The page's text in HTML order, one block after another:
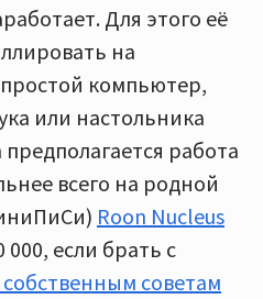
Для этого её
на
компьютер,
или настольника
работа
всего на родной
Roon Nucleus
если брать с
собственным советам